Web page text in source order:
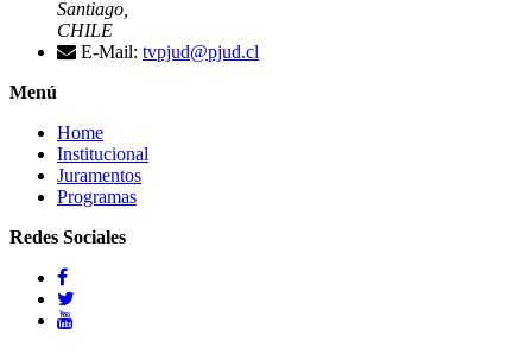
Santiago,
CHILE
E-Mail: tvpjud@pjud.cl
Menú
Home
Institucional
Juramentos
Programas
Redes Sociales